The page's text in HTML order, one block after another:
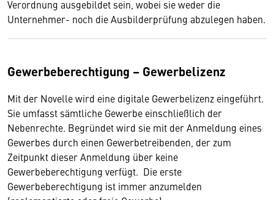
Verordnung ausgebildet sein, wobei sie weder die
Unternehmer- noch die Ausbilderprüfung abzulegen haben.
Gewerbeberechtigung – Gewerbelizenz
Mit der Novelle wird eine digitale Gewerbelizenz eingeführt.
Sie umfasst sämtliche Gewerbe einschließlich der
Nebenrechte. Begründet wird sie mit der Anmeldung eines
Gewerbes durch einen Gewerbetreibenden, der zum
Zeitpunkt dieser Anmeldung über keine
Gewerbeberechtigung verfügt. Die erste
Gewerbeberechtigung ist immer anzumelden